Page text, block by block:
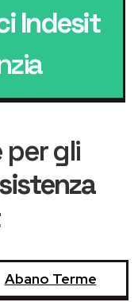
Indesit
gli
Abano Terme